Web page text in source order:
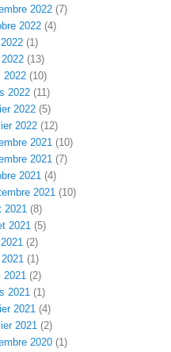
2022 (7)
2022 (4)
(1)
(13)
2022 (10)
2022 (11)
2022 (5)
2022 (12)
2021 (10)
2021 (7)
2021 (4)
2021 (10)
2021 (8)
2021 (5)
(2)
(1)
2021 (2)
2021 (1)
2021 (4)
2021 (2)
2020 (1)